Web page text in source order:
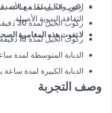
اقضِ وقتًا ممتعًا مع
الثقافة البدوية الأصيلة.
لا تفوت هذه المغامرة
ركوب الخيل لمدة ساعة بسعر 300 ريال
ركوب الخيل لمدة 30 دقيقة بسعر 200 ريال سعودي.
ركوب الخيل لمدة 15 دقيقة بسعر 100 ريال سعودي.
الدبابة المتوسطة لمدة ساعة بسعر 150
الدبابة الكبيرة لمدة ساعة بسعر250
وصف التجربة